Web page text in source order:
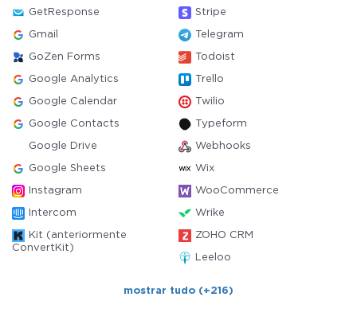
GetResponse Stripe
Gmail Telegram
GoZen Forms Todoist
Google Analytics Trello
Google Calendar Twilio
Google Contacts Typeform
Google Drive Webhooks
Google Sheets Wix
Instagram WooCommerce
Intercom Wrike
Kit (anteriormente
ConvertKit)
ZOHO CRM
Leeloo
mostrar tudo (+216)